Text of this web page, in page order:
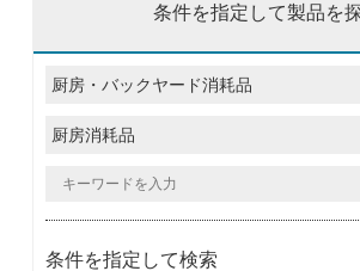
条件を指定して製品を
条件を指定して検索